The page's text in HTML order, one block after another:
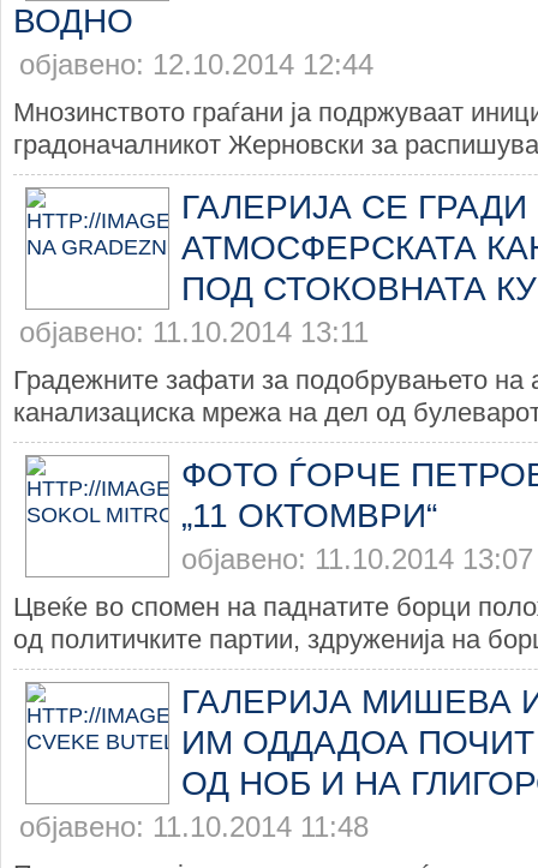
ВОДНО
објавено: 12.10.2014 12:44
Мнозинството граѓани ја подржуваат
градоначалникот Жерновски за
ГАЛЕРИЈА СЕ ГРАДИ
АТМОСФЕРСКАТА
ПОД СТОКОВНАТА
објавено: 11.10.2014 13:11
Градежните зафати за подобрувањето на
канализациска мрежа на дел од
ФОТО ЃОРЧЕ
„11 ОКТОМВРИ“
објавено: 11.10.2014 13:07
Цвеќе во спомен на паднатите борци
од политичките партии, здруженија на
ГАЛЕРИЈА МИШЕВА
ИМ ОДДАДОА
ОД НОБ И НА
објавено: 11.10.2014 11:48